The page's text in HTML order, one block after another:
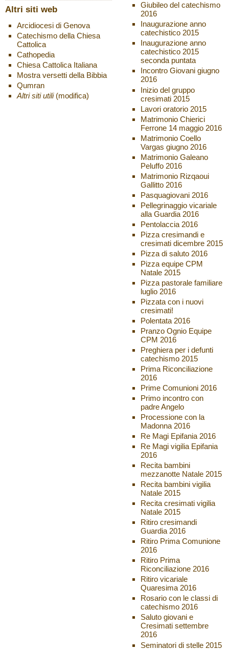
Altri siti web
Arcidiocesi di Genova
Catechismo della Chiesa
Cattolica
Cathopedia
Chiesa Cattolica Italiana
Mostra versetti della Bibbia
Qumran
Altri siti utili (modifica)
Giubileo del catechismo
2016
Inaugurazione anno
catechistico 2015
Inaugurazione anno
catechistico 2015
seconda puntata
Incontro Giovani giugno
2016
Inizio del gruppo
cresimati 2015
Lavori oratorio 2015
Matrimonio Chierici
Ferrone 14 maggio 2016
Matrimonio Coello
Vargas giugno 2016
Matrimonio Galeano
Peluffo 2016
Matrimonio Rizqaoui
Gallitto 2016
Pasquagiovani 2016
Pellegrinaggio vicariale
alla Guardia 2016
Pentolaccia 2016
Pizza cresimandi e
cresimati dicembre 2015
Pizza di saluto 2016
Pizza equipe CPM
Natale 2015
Pizza pastorale familiare
luglio 2016
Pizzata con i nuovi
cresimati!
Polentata 2016
Pranzo Ognio Equipe
CPM 2016
Preghiera per i defunti
catechismo 2015
Prima Riconciliazione
2016
Prime Comunioni 2016
Primo incontro con
padre Angelo
Processione con la
Madonna 2016
Re Magi Epifania 2016
Re Magi vigilia Epifania
2016
Recita bambini
mezzanotte Natale 2015
Recita bambini vigilia
Natale 2015
Recita cresimati vigilia
Natale 2015
Ritiro cresimandi
Guardia 2016
Ritiro Prima Comunione
2016
Ritiro Prima
Riconciliazione 2016
Ritiro vicariale
Quaresima 2016
Rosario con le classi di
catechismo 2016
Saluto giovani e
Cresimati settembre
2016
Seminatori di stelle 2015